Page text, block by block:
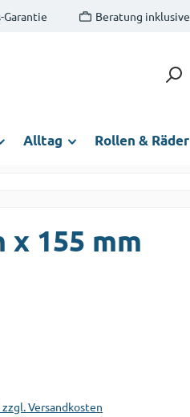
Beratung inklusive
Alltag Rollen & Räder
x 155 mm
Versandkosten